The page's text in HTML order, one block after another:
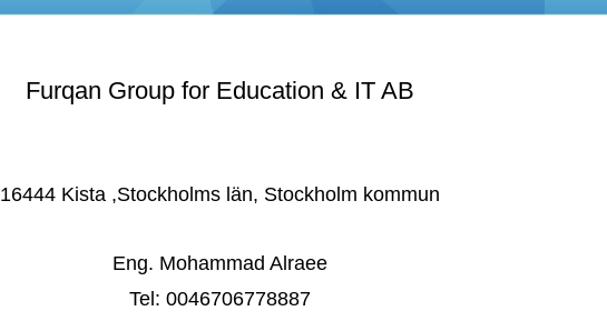
Furqan Group for Education & IT AB
16444 Kista ,Stockholms län, Stockholm kommun
Eng. Mohammad Alraee
Tel: 0046706778887